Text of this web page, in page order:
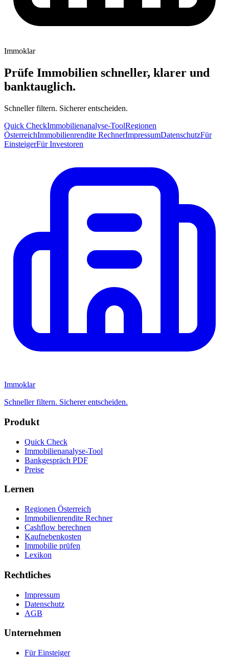
Immoklar
Prüfe Immobilien schneller, klarer und
banktauglich.
Schneller filtern. Sicherer entscheiden.
Quick CheckImmobilienanalyse-ToolRegionen
ÖsterreichImmobilienrendite RechnerImpressumDatenschutzFür
EinsteigerFür Investoren
Immoklar
Schneller filtern. Sicherer entscheiden.
Produkt
Quick Check
Immobilienanalyse-Tool
Bankgespräch PDF
Preise
Lernen
Regionen Österreich
Immobilienrendite Rechner
Cashflow berechnen
Kaufnebenkosten
Immobilie prüfen
Lexikon
Rechtliches
Impressum
Datenschutz
AGB
Unternehmen
Für Einsteiger